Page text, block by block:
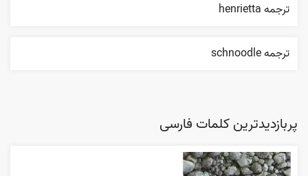
ترجمه henrietta
ترجمه schnoodle
پربازدیدترین کلمات فارسی